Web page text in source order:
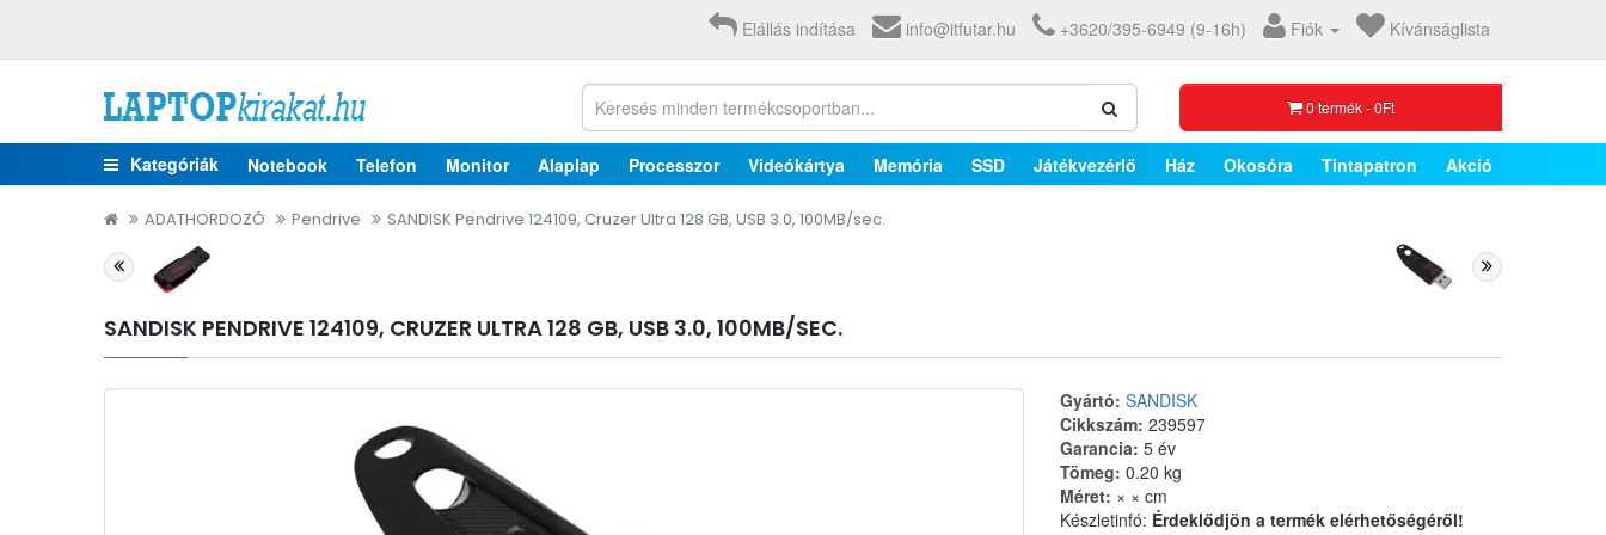
Elállás indítása info@itfutar.hu +3620/395-6949 (9-16h) Fiók Kívánságlista
0 termék - 0Ft
Kategóriák Notebook Telefon Monitor Alaplap Processzor Videókártya Memória SSD Játékvezérlő Ház Okosóra Tintapatron Akció
ADATHORDOZÓ Pendrive SANDISK Pendrive 124109, Cruzer Ultra 128 GB, USB 3.0, 100MB/sec.
SANDISK PENDRIVE 124109, CRUZER ULTRA 128 GB, USB 3.0, 100MB/SEC.
Gyártó: SANDISK
Cikkszám: 239597
Garancia: 5 év
Tömeg: 0.20 kg
Méret: × × cm
Készletinfó: Érdeklődjön a termék elérhetőségéről!